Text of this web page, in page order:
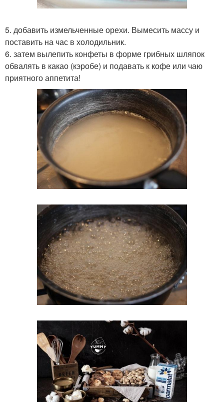
5. добавить измельченные орехи. Вымесить массу и
поставить на час в холодильник.
6. затем вылепить конфеты в форме грибных шляпок
обвалять в какао (кэробе) и подавать к кофе или чаю
приятного аппетита!